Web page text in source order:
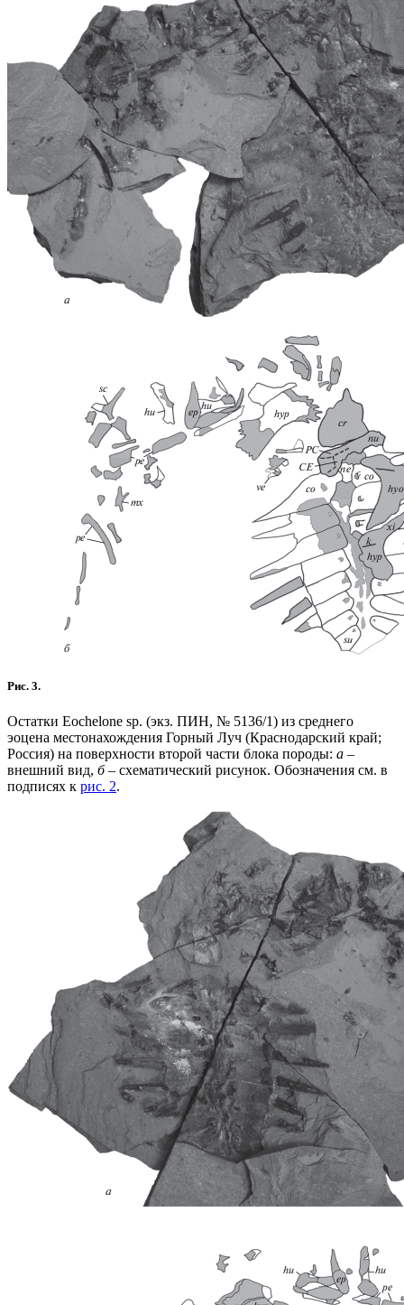
Рис. 3.
Остатки Eochelone sp. (экз. ПИН, № 5136/1) из среднего
эоцена местонахождения Горный Луч (Краснодарский край;
Россия) на поверхности второй части блока породы: а –
внешний вид, б– схематический рисунок. Обозначения см. в
подписях к рис. 2.